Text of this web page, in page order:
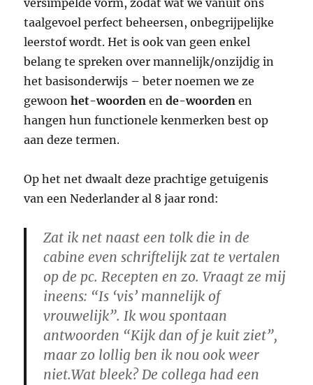
versimpelde vorm, zodat wat we vanuit ons
taalgevoel perfect beheersen, onbegrijpelijke
leerstof wordt. Het is ook van geen enkel
belang te spreken over mannelijk/onzijdig in
het basisonderwijs – beter noemen we ze
gewoonhet-woorden ende-woorden en
hangen hun functionele kenmerken best op
aan deze termen.
Op het net dwaalt deze prachtige getuigenis
van een Nederlander al 8 jaar rond:
Zat ik net naast een tolk die in de
cabine even schriftelijk zat te vertalen
op de pc. Recepten en zo. Vraagt ze mij
ineens: “Is ‘vis’ mannelijk of
vrouwelijk”. Ik wou spontaan
antwoorden “Kijk dan of je kuit ziet”,
maar zo lollig ben ik nou ook weer
niet.Wat bleek? De collega had een